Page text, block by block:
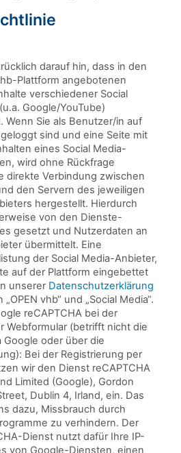
darauf hin, dass in den
Plattform angebotenen
verschiedener Social
Google/YouTube)
Wenn Sie als Benutzer/in auf
sind und eine Seite mit
eines Social Media-
wird ohne Rückfrage
direkte Verbindung zwischen
den Servern des jeweiligen
hergestellt. Hierdurch
von den Dienste-
gesetzt und Nutzerdaten an
übermittelt. Eine
der Social Media-Anbieter,
auf der Plattform eingebettet
unserer Datenschutzerklärung
vhb“ und „Social Media“.
reCAPTCHA bei der
Webformular (betrifft nicht die
Google oder über die
Bei der Registrierung per
wir den Dienst reCAPTCHA
Limited (Google), Gordon
Dublin 4, Irland, ein. Das
dazu, Missbrauch durch
zu verhindern. Der
Dienst nutzt dafür Ihre IP-
von Google-Diensten, einen